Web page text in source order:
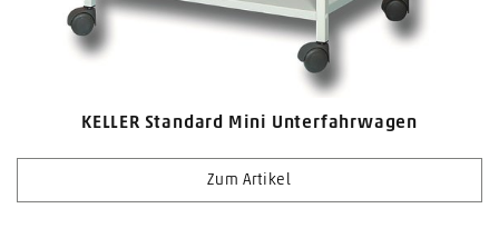
KELLER Standard Mini Unterfahrwagen
Zum Artikel